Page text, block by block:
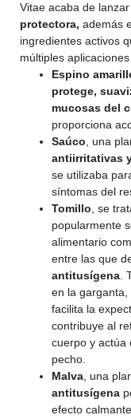
Vitae acaba de lanzar
protectora, además
ingredientes activos
múltiples
Espino
protege,
mucosas del
proporciona
Saúco , una
antiirritativas
se utilizaba
síntomas del
Tomillo , se
popularmente
alimentario
entre las que
antitusígena
en la garganta,
facilita la
contribuye al
cuerpo y actúa
pecho.
Malva , una
antitusígena
efecto